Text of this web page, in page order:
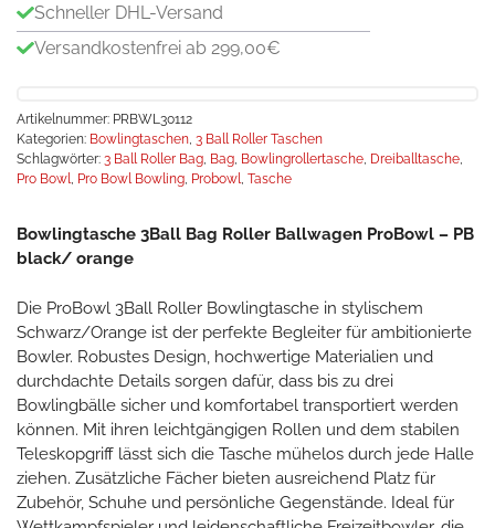
Schneller DHL-Versand
Versandkostenfrei ab 299,00€
Artikelnummer: PRBWL30112
Kategorien: Bowlingtaschen, 3 Ball Roller Taschen
Schlagwörter: 3 Ball Roller Bag, Bag, Bowlingrollertasche, Dreiballtasche,
Pro Bowl, Pro Bowl Bowling, Probowl, Tasche
Bowlingtasche 3Ball Bag Roller Ballwagen ProBowl – PB
black/ orange
Die ProBowl 3Ball Roller Bowlingtasche in stylischem
Schwarz/Orange ist der perfekte Begleiter für ambitionierte
Bowler. Robustes Design, hochwertige Materialien und
durchdachte Details sorgen dafür, dass bis zu drei
Bowlingbälle sicher und komfortabel transportiert werden
können. Mit ihren leichtgängigen Rollen und dem stabilen
Teleskopgriff lässt sich die Tasche mühelos durch jede Halle
ziehen. Zusätzliche Fächer bieten ausreichend Platz für
Zubehör, Schuhe und persönliche Gegenstände. Ideal für